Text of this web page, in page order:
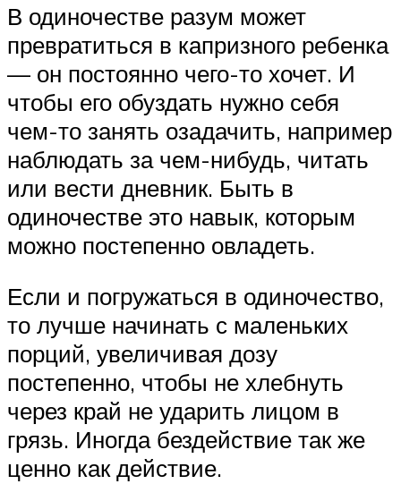
В одиночестве разум может
превратиться в капризного ребенка
— он постоянно чего-то хочет. И
чтобы его обуздать нужно себя
чем-то занять озадачить, например
наблюдать за чем-нибудь, читать
или вести дневник. Быть в
одиночестве это навык, которым
можно постепенно овладеть.
Если и погружаться в одиночество,
то лучше начинать с маленьких
порций, увеличивая дозу
постепенно, чтобы не хлебнуть
через край не ударить лицом в
грязь. Иногда бездействие так же
ценно как действие.